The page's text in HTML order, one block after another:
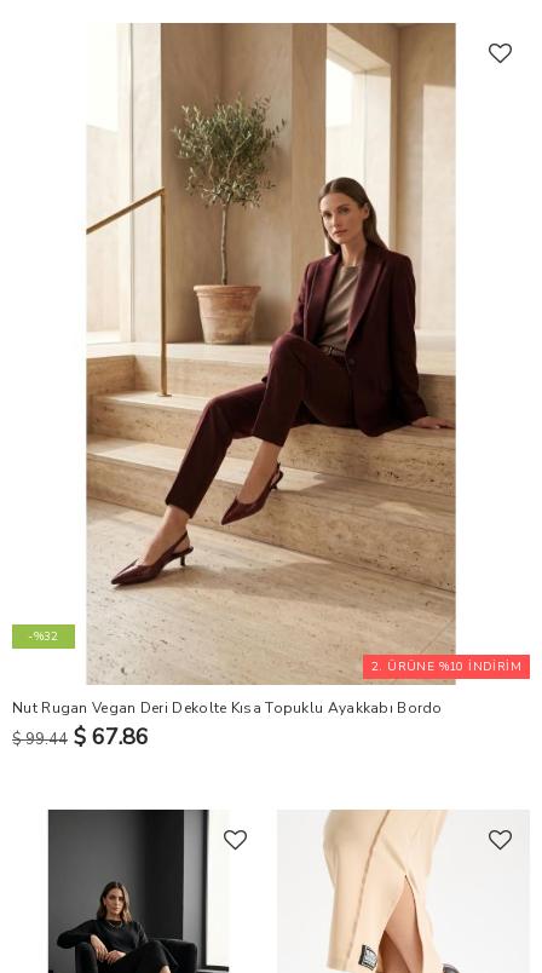
2. ÜRÜNE %10 İNDİRİM
-%32
Nut Rugan Vegan Deri Dekolte Kısa Topuklu Ayakkabı Bordo
$ 99.44 $ 67.86